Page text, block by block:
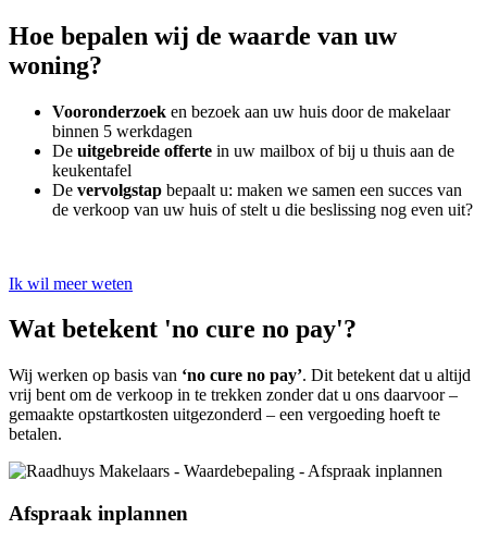
Hoe bepalen wij de waarde van uw
woning?
Vooronderzoek en bezoek aan uw huis door de makelaar
binnen 5 werkdagen
De uitgebreide offerte in uw mailbox of bij u thuis aan de
keukentafel
De vervolgstap bepaalt u: maken we samen een succes van
de verkoop van uw huis of stelt u die beslissing nog even uit?
Ik wil meer weten
Wat betekent 'no cure no pay'?
Wij werken op basis van ‘no cure no pay’. Dit betekent dat u altijd
vrij bent om de verkoop in te trekken zonder dat u ons daarvoor –
gemaakte opstartkosten uitgezonderd – een vergoeding hoeft te
betalen.
Afspraak inplannen